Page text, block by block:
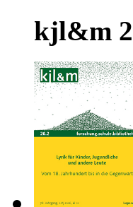
kjl&m